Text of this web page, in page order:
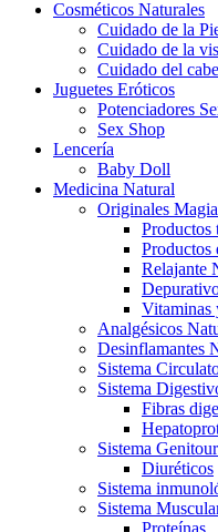
Cosméticos Naturales
Cuidado de la
Cuidado de la
Cuidado del
Juguetes Eróticos
Potenciadores
Sex Shop
Lencería
Baby Doll
Medicina Natural
Originales
Productos
Productos
Relajante
Vitaminas
Analgésicos
Desinflamantes
Sistema
Sistema
Fibras
Sistema
Diuréticos
Sistema
Sistema
Proteínas